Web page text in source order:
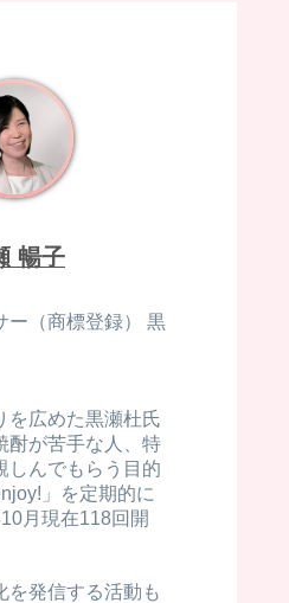
暢子
ー（商標登録） 黒
を広めた黒瀬杜氏
酎が苦手な人、特
しんでもらう目的
」を定期的に
月現在118回開
を発信する活動も